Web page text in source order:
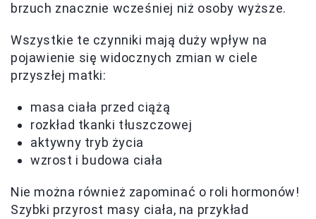
brzuch znacznie wcześniej niż osoby wyższe.
Wszystkie te czynniki mają duży wpływ na
pojawienie się widocznych zmian w ciele
przyszłej matki:
masa ciała przed ciążą
rozkład tkanki tłuszczowej
aktywny tryb życia
wzrost i budowa ciała
Nie można również zapominać o roli hormonów!
Szybki przyrost masy ciała, na przykład